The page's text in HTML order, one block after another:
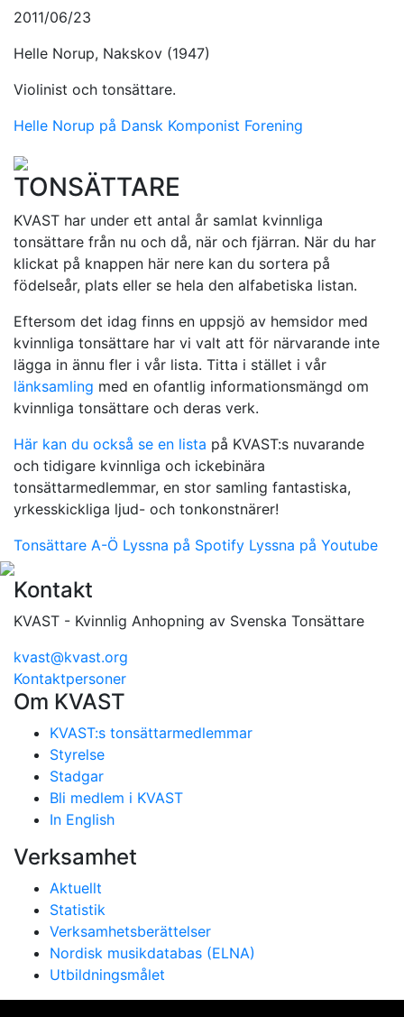
2011/06/23
Helle Norup, Nakskov (1947)
Violinist och tonsättare.
Helle Norup på Dansk Komponist Forening
TONSÄTTARE
KVAST har under ett antal år samlat kvinnliga
tonsättare från nu och då, när och fjärran. När du har
klickat på knappen här nere kan du sortera på
födelseår, plats eller se hela den alfabetiska listan.
Eftersom det idag finns en uppsjö av hemsidor med
kvinnliga tonsättare har vi valt att för närvarande inte
lägga in ännu fler i vår lista. Titta i stället i vår
länksamling med en ofantlig informationsmängd om
kvinnliga tonsättare och deras verk.
Här kan du också se en lista på KVAST:s nuvarande
och tidigare kvinnliga och ickebinära
tonsättarmedlemmar, en stor samling fantastiska,
yrkesskickliga ljud- och tonkonstnärer!
Tonsättare A-Ö Lyssna på Spotify Lyssna på Youtube
Kontakt
KVAST - Kvinnlig Anhopning av Svenska Tonsättare
kvast@kvast.org
Kontaktpersoner
Om KVAST
KVAST:s tonsättarmedlemmar
Styrelse
Stadgar
Bli medlem i KVAST
In English
Verksamhet
Aktuellt
Statistik
Verksamhetsberättelser
Nordisk musikdatabas (ELNA)
Utbildningsmålet